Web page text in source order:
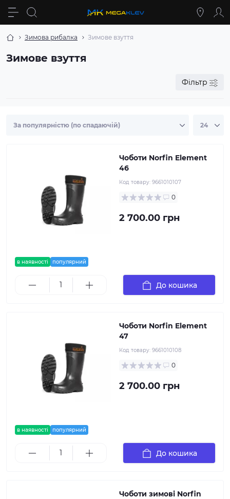
Зимова рибалка Зимове взуття
Зимове взуття
Фільтр
в наявності популярний
Чоботи Norfin Element
46
Код товару: 9661010107
0
2 700.00 грн
До кошика
в наявності популярний
Чоботи Norfin Element
47
Код товару: 9661010108
0
2 700.00 грн
До кошика
Чоботи зимові Norfin